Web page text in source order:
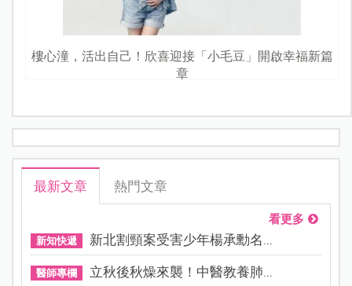
樓心潼，活出自己！欣喜迎接「小毛豆」開啟幸福新篇
章
最新文章 熱門文章
看更多
新知快遞 新北割頸案受害少年楊承勳名...
醫師專欄 立秋後秋燥來襲！中醫教養肺...